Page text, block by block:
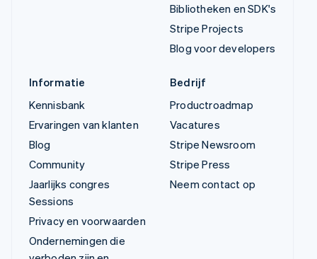
Bibliotheken en SDK's
Stripe Projects
Blog voor developers
Informatie
Kennisbank
Ervaringen van klanten
Blog
Community
Jaarlijks congres
Sessions
Privacy en voorwaarden
Ondernemingen die
Bedrijf
Productroadmap
Vacatures
Stripe Newsroom
Stripe Press
Neem contact op